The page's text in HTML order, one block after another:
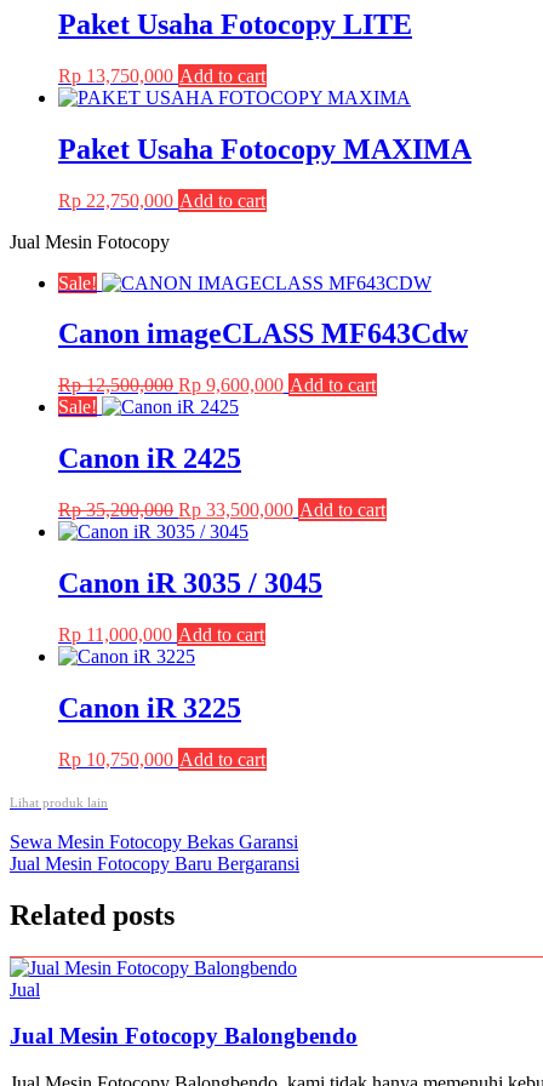
Paket Usaha Fotocopy LITE
Rp 13,750,000 Add to cart
Paket Usaha Fotocopy MAXIMA
Rp 22,750,000 Add to cart
Jual Mesin Fotocopy
Sale!
Canon imageCLASS MF643Cdw
Rp12,500,000 Original
price
Rp 12,500,000.
Rp 9,600,000Current
Add to cart
Sale!
Canon iR 2425
Rp35,200,000 Original
price
Rp 35,200,000.
Rp 33,500,000Current
Rp 33,500,000.
Add to cart
Canon iR 3035 / 3045
Rp 11,000,000 Add to cart
Canon iR 3225
Rp 10,750,000 Add to cart
Lihat produk lain
Post
navigation
Sewa Mesin Fotocopy Bekas Garansi
Jual Mesin Fotocopy Baru Bergaransi
Related posts
Jual
Jual Mesin Fotocopy Balongbendo